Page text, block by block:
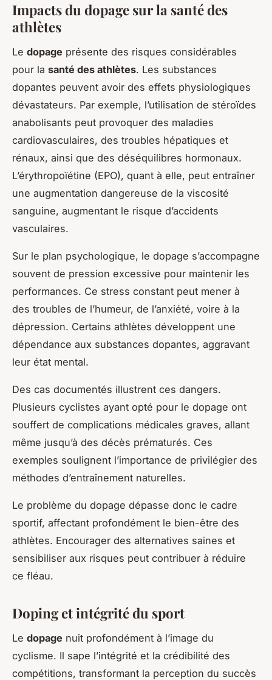
Impacts du dopage sur la santé des
athlètes
Le dopage présente des risques considérables
pour la santé des athlètes. Les substances
dopantes peuvent avoir des effets physiologiques
dévastateurs. Par exemple, l’utilisation de stéroïdes
anabolisants peut provoquer des maladies
cardiovasculaires, des troubles hépatiques et
rénaux, ainsi que des déséquilibres hormonaux.
L’érythropoïétine (EPO), quant à elle, peut entraîner
une augmentation dangereuse de la viscosité
sanguine, augmentant le risque d’accidents
vasculaires.
Sur le plan psychologique, le dopage s’accompagne
souvent de pression excessive pour maintenir les
performances. Ce stress constant peut mener à
des troubles de l’humeur, de l’anxiété, voire à la
dépression. Certains athlètes développent une
dépendance aux substances dopantes, aggravant
leur état mental.
Des cas documentés illustrent ces dangers.
Plusieurs cyclistes ayant opté pour le dopage ont
souffert de complications médicales graves, allant
même jusqu’à des décès prématurés. Ces
exemples soulignent l’importance de privilégier des
méthodes d’entraînement naturelles.
Le problème du dopage dépasse donc le cadre
sportif, affectant profondément le bien-être des
athlètes. Encourager des alternatives saines et
sensibiliser aux risques peut contribuer à réduire
ce fléau.
Doping et intégrité du sport
Le dopage nuit profondément à l’image du
cyclisme. Il sape l’intégrité et la crédibilité des
compétitions, transformant la perception du succès